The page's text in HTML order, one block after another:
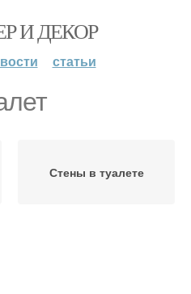
И ДЕКОР
статьи
Стены в туалете